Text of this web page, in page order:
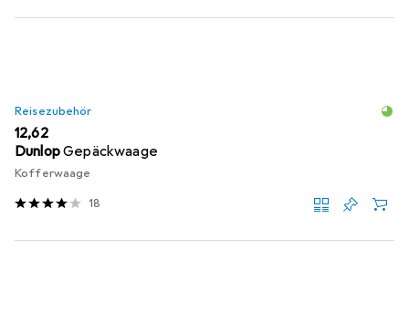
Reisezubehör
EUR
12,62
DunlopGepäckwaage
Kofferwaage
18